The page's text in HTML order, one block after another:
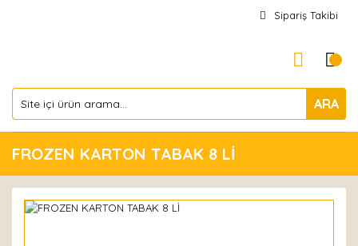
Sipariş Takibi
ARA
FROZEN KARTON TABAK 8 Lİ